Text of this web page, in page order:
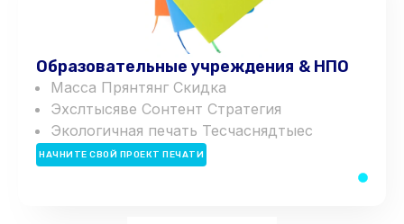
Образовательные учреждения & НПО
Масса Прянтянг Скидка
Эхслтысяве Сонтент Стратегия
Экологичная печать Тесчаснядтыес
НАЧНИТЕ СВОЙ ПРОЕКТ ПЕЧАТИ